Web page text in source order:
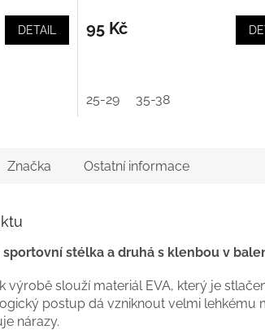
DETAIL 95 Kč
25-29 35-38
Značka Ostatní informace
sportovní stélka a druhá s klenbou v
k výrobě slouží materiál EVA, který je
postup dá vzniknout velmi lehkému
nárazy.